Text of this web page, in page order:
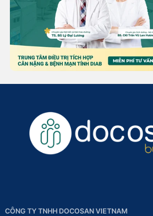
CÔNG TY TNHH DOCOSAN VIETNAM